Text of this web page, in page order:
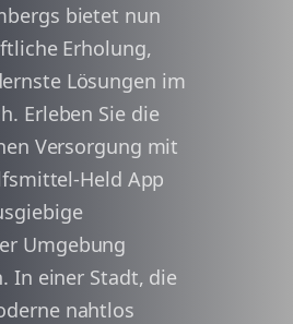
bietet nun
Erholung,
Lösungen im
Erleben Sie die
Versorgung mit
Held App
Umgebung
In einer Stadt, die
nahtlos